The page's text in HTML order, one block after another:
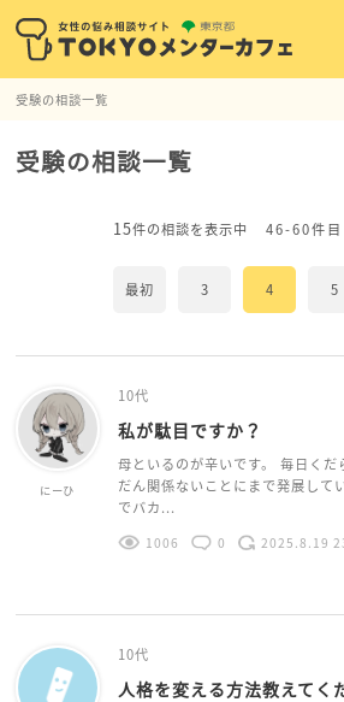
受験の相談一覧
受験の相談一覧
15件の相談を表示中 46-60件目
最初 3 4 5
にーひ
10代
私が駄目ですか？
母といるのが辛いです。 毎日く
だん関係ないことにまで発展して
でバカ...
1006 0 2025.8.19
10代
人格を変える方法教えてく